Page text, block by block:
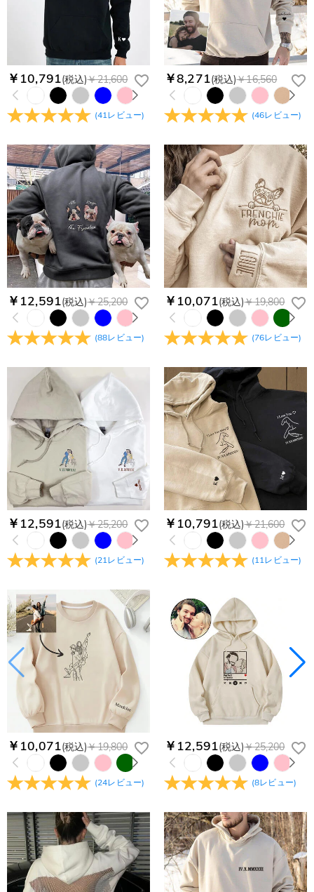
商品仕様
素材:ポリエステル
の国・地域によって送料が異なります。また、海外配送の際は
受取人様に関税が発生する場合がございます。
お客様が商品受け取り後、60日以内の未使用品の返品は可能で
す。受注生産品のため、返品は50%の返品手数料(材料費)が発
生致します。詳細はキャンセル/返品について
までご確認くだ
さい。.
注文＆支払いについて
注文後に注文の内容を変更できますか？
もし注文確認メールをご確認後、注文内容に間違いでもありま
したら、至急カスタマーサポート【Eメール：
service@drawelry.jp】までご連絡ください。ご連絡頂く時に注
文番号もお送りください。
Drawelryからのメールが届きません。
Drawelryからのメールが届いていない場合、次の可能性が考え
られます。原因①迷惑メールフォルダに移動されている。解決
迷惑メールでないよう操作して、service@drawelry.jp からの
メールが正しく届くように、迷惑メールフィルターの設定を変
更してください。原因②通信状態などによりメールの到着が遅
れている。解決策：数時間たっても届かない場合は、今後お送
りするメールも遅れる可能性がありますので、別のメールアド
レスからお名前とご住所を記載したメールを
service@drawelry.jp へ送信してください。原因③メールアド
レスの入力に誤りがある。解決策：お名前とご住所を記載した
メールを service@drawelry.jp へ送信してください。
支払方法は何がありますか？
Paypal、ApplePay、GooglePayからお選びいただけます。
コンビニ前払いのお支払い期限はいつまででしょう
か
コンビニ前払いのお支払い期限はご注文から 6 日間となりま
す。
支払い情報は保護されますか？
お支払い情報は高度なセキュリティで保護されております。お
客様のお支払い情報は当社のサーバーに一切保存されません。
Paypal又はクレジットカート発行会社によって処理されます。
個人情報は保護されますか？
当社では、個人情報保護を目的としたコンプライアンスに則
り、プライバシーポリシーを定めています。お客様に安心かつ
安全にご利用いただけるよう最善の注意を払い、個人情報を厳
確認ください
￥10,791(税込)￥21,600
(41レビュー)
￥8,271(税込)￥16,560
(46レビュー)
￥12,591(税込)￥25,200
(88レビュー)
￥10,071(税込)￥19,800
(76レビュー)
￥12,591(税込)￥25,200
(21レビュー)
￥10,791(税込)￥21,600
(11レビュー)
￥10,071(税込)￥19,800
(24レビュー)
￥12,591(税込)￥25,200
(8レビュー)